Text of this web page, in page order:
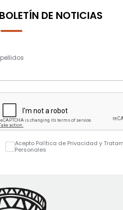
DE NOTICIAS
Acepto Política de Privacidad y
Personales